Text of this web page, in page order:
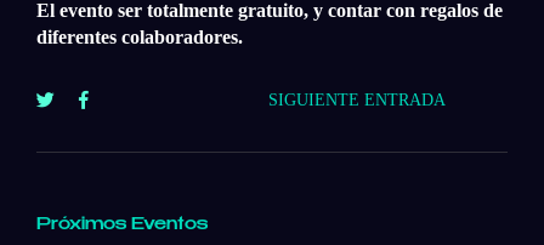
El evento ser totalmente gratuito, y contar con regalos de
diferentes colaboradores.
SIGUIENTE ENTRADA
Próximos Eventos